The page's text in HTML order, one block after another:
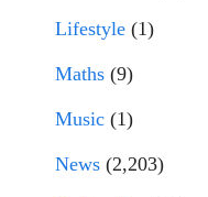
Lifestyle (1)
Maths (9)
Music (1)
News (2,203)